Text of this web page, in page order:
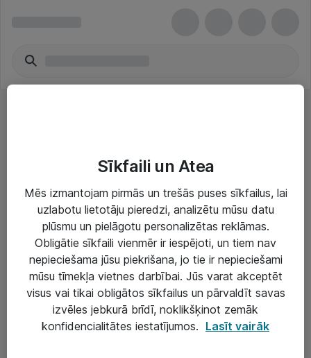
Risinājumi & Pakalpojumi
IT serviss un atbalsts
IT infrastruktūra
Darba vietu IT risinājumi
Sīkfaili un Atea
Mēs izmantojam pirmās un trešās puses sīkfailus, lai
uzlabotu lietotāju pieredzi, analizētu mūsu datu
plūsmu un pielāgotu personalizētas reklāmas.
Obligātie sīkfaili vienmēr ir iespējoti, un tiem nav
nepieciešama jūsu piekrišana, jo tie ir nepieciešami
mūsu tīmekļa vietnes darbībai. Jūs varat akceptēt
visus vai tikai obligātos sīkfailus un pārvaldīt savas
izvēles jebkurā brīdī, noklikšķinot zemāk
konfidencialitātes iestatījumos. Lasīt vairāk